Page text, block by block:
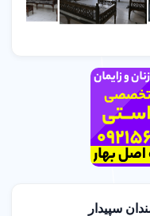
سپیدار